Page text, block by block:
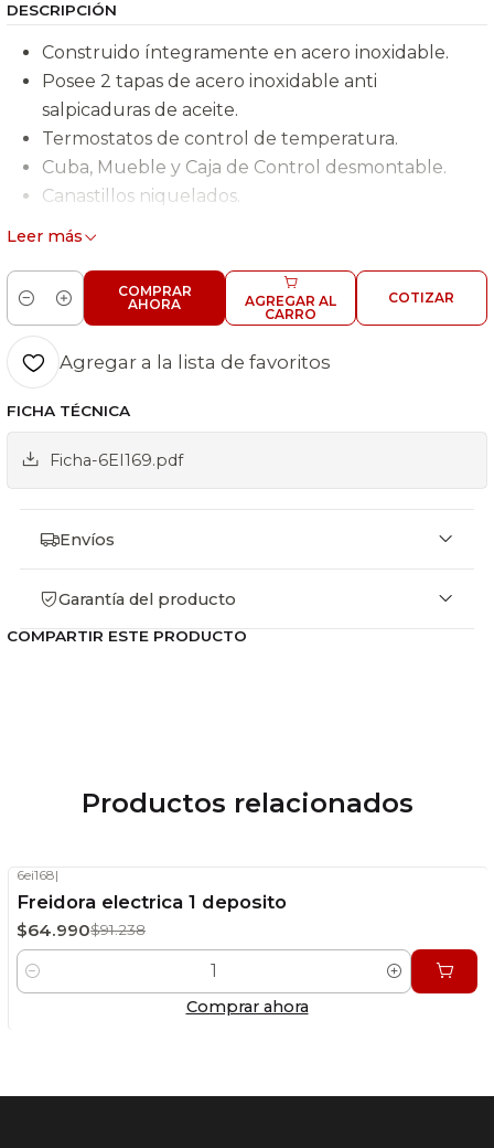
DESCRIPCIÓN
Construido íntegramente en acero inoxidable.
Posee 2 tapas de acero inoxidable anti
salpicaduras de aceite.
Termostatos de control de temperatura.
Cuba, Mueble y Caja de Control desmontable.
Canastillos niquelados.
Código 6EI169
2 depósitos de 6 Lts. c/u.
Dimensiones 560 x 460 x 290 cm.
Alimentación eléctrica 220V/50 Hz.
Potencia eléctrica 5 Kw/h.
Peso Aproximado 8 Kg.
Leer más
Cantidad
AGREGAR AL
CARRO
COMPRAR
AHORA
COTIZAR
Agregar a la lista de favoritos
FICHA TÉCNICA
Ficha-6EI169.pdf
Envíos
Garantía del producto
COMPARTIR ESTE PRODUCTO
Productos relacionados
OFF
Stock disponible
6ei168|
Freidora electrica 1 deposito
$64.990$91.238
Cantidad
Comprar ahora